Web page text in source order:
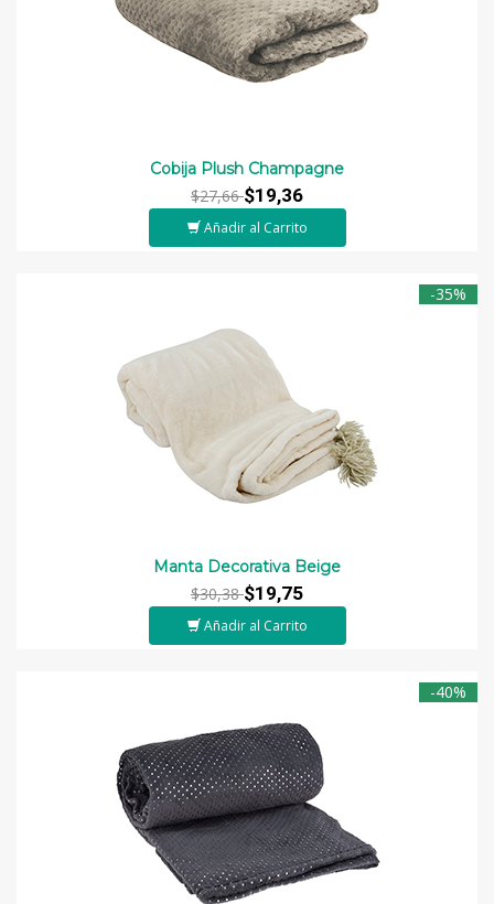
Cobija Plush Champagne
$27,66$19,36
Añadir al Carrito
-35%
Manta Decorativa Beige
$30,38$19,75
Añadir al Carrito
-40%